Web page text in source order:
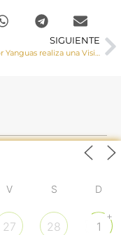
SIGUIENTE
Monseñor Yanguas realiza una Visita Pastoral a Henarejos y confirma a un grupo de jóvenes
V S D
27 28 1
+